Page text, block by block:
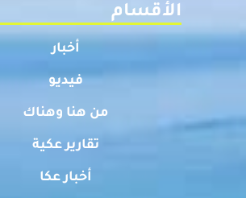
الأقسام
أخبار
فيديو
من هنا وهناك
تقارير عكية
أخبار عكا